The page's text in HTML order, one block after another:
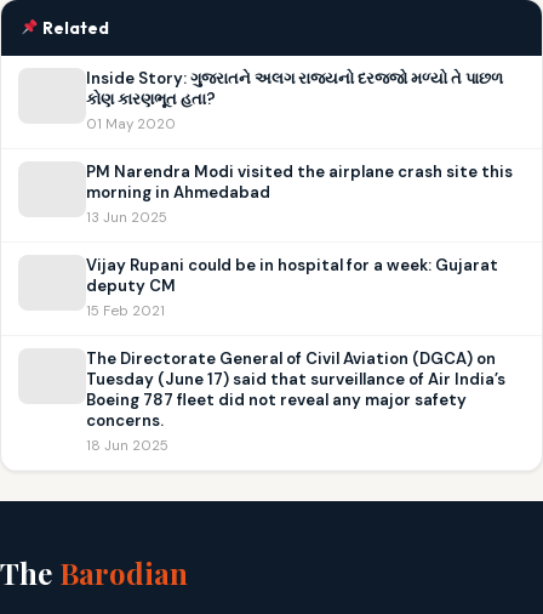
Related
Inside Story: ગુજરાતને અલગ રાજ્યનો દરજ્જો મળ્યો તે પાછળ
કોણ કારણભૂત હતા?
01 May 2020
PM Narendra Modi visited the airplane crash site this
morning in Ahmedabad
13 Jun 2025
Vijay Rupani could be in hospital for a week: Gujarat
deputy CM
15 Feb 2021
The Directorate General of Civil Aviation (DGCA) on
Tuesday (June 17) said that surveillance of Air India’s
Boeing 787 fleet did not reveal any major safety
concerns.
18 Jun 2025
The Barodian